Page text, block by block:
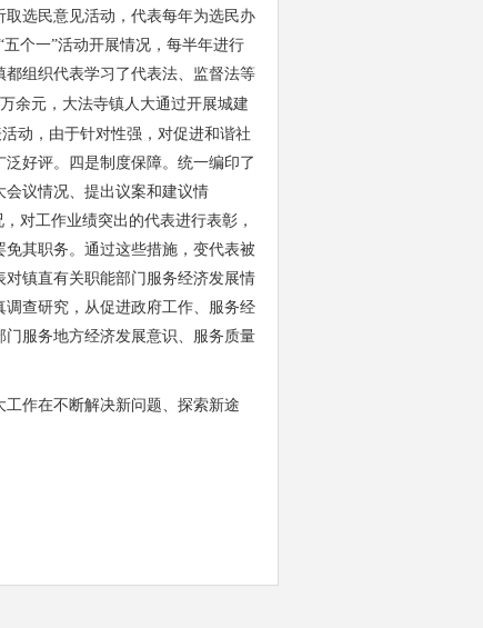
选民意见活动，代表每年为选民办
个一”活动开展情况，每半年进行
组织代表学习了代表法、监督法等
万余元，大法寺镇人大通过开展城建
动，由于针对性强，对促进和谐社
好评。四是制度保障。统一编印了
议情况、提出议案和建议情
对工作业绩突出的代表进行表彰，
其职务。通过这些措施，变代表被
镇直有关职能部门服务经济发展情
查研究，从促进政府工作、服务经
服务地方经济发展意识、服务质量
作在不断解决新问题、探索新途